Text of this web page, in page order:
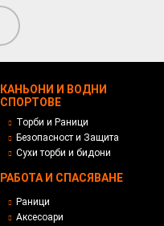
КАНЬОНИ И ВОДНИ
СПОРТОВЕ
Торби и Раници
Безопасност и Защита
Сухи торби и бидони
РАБОТА И СПАСЯВАНЕ
Раници
Аксесоари